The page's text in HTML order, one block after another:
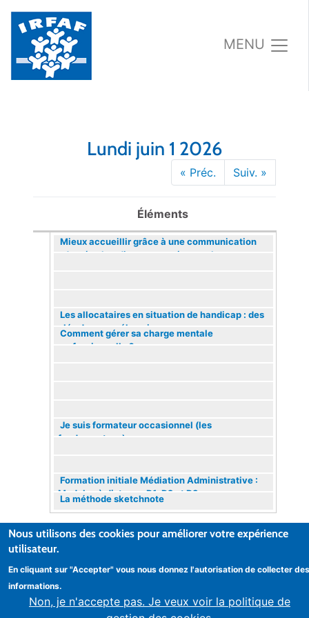
MENU
Lundi juin 1 2026
« Préc. Suiv. »
Éléments
Mieux accueillir grâce à une communication
adaptée : handicap et santé mentale
Les allocataires en situation de handicap : des
clés de compréhension
Comment gérer sa charge mentale
professionnelle ?
Je suis formateur occasionnel (les
fondamentaux)
Formation initiale Médiation Administrative :
Modules à distance D1, D2 et D3
Action annulée
La méthode sketchnote
© IRFAF - L’Institut régional de formation des allocations
familiales
Nous utilisons des cookies pour améliorer votre expérience
utilisateur.
En cliquant sur "Accepter" vous nous donnez l'autorisation de collecter des
informations.
Non, je n'accepte pas. Je veux voir la politique de